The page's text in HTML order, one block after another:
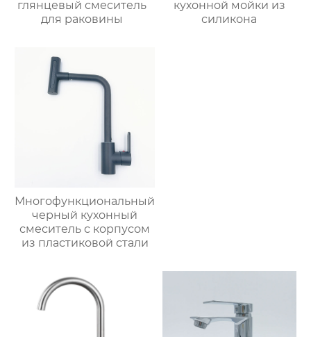
глянцевый смеситель
для раковины
кухонной мойки из
силикона
Многофункциональный
черный кухонный
смеситель с корпусом
из пластиковой стали